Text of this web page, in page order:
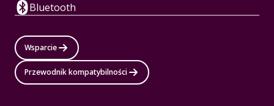
Bluetooth
Wsparcie
Przewodnik kompatybilności